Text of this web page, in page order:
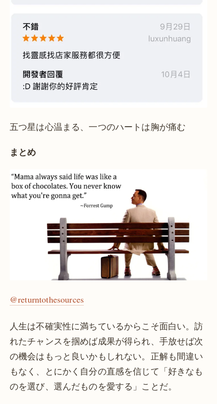
五つ星は心温まる、一つのハートは胸が痛む
まとめ
@returntothesources
人生は不確実性に満ちているからこそ面白い。訪
れたチャンスを掴めば成果が得られ、手放せば次
の機会はもっと良いかもしれない。正解も間違い
もなく、とにかく自分の直感を信じて「好きなも
のを選び、選んだものを愛する」ことだ。